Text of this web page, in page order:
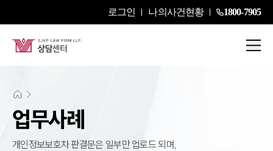
로그인 나의사건현황 1800-7905
업무사례
개인정보보호차 판결문은 일부만 업로드 되며,